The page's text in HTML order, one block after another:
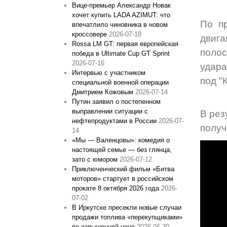
Вице‑премьер Александр Новак
хочет купить LADA AZIMUT: что
впечатлило чиновника в новом
кроссовере 2026-07-18
Rossa LM GT: первая европейская
победа в Ultimate Cup GT Sprint
2026-07-16
Интервью с участником
специальной военной операции
Дмитрием Кожовым 2026-07-14
Путин заявил о постепенном
выправлении ситуации с
нефтепродуктами в России 2026-07-
14
«Мы — Валенцовы»: комедия о
настоящей семье — без глянца,
зато с юмором 2026-07-12
Приключенческий фильм «Битва
моторов» стартует в российском
прокате 8 октября 2026 года 2026-
07-02
В Иркутске пресекли новые случаи
продажи топлива «перекупщиками»
По
под
В